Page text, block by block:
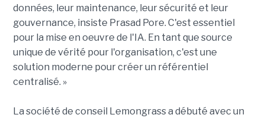
données, leur maintenance, leur sécurité et leur
gouvernance, insiste Prasad Pore. C'est essentiel
pour la mise en oeuvre de l'IA. En tant que source
unique de vérité pour l'organisation, c'est une
solution moderne pour créer un référentiel
centralisé. »
La société de conseil Lemongrass a débuté avec un